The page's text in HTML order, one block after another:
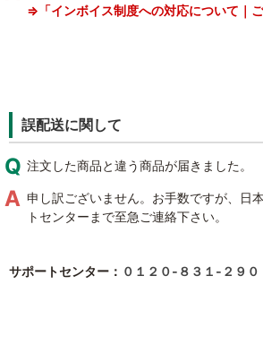
⇒「インボイス制度への対応について｜ご
誤配送に関して
注文した商品と違う商品が届きました。
申し訳ございません。お手数ですが、日
トセンターまで至急ご連絡下さい。
サポートセンター： ０１２０‐８３１‐２９０